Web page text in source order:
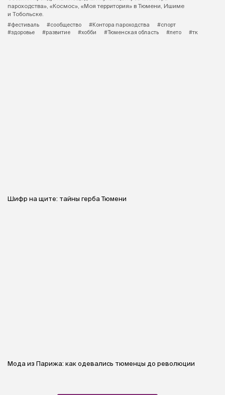
пароходства», «Космос», «Моя территория» в Тюмени, Ишиме
и Тобольске.
#фестиваль
#сообщество #Контора пароходства
#спорт
#здоровье
#развитие #хобби #Тюменская область #лето #тк
Шифр на щите: тайны герба Тюмени
Мода из Парижа: как одевались тюменцы до революции